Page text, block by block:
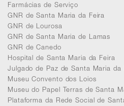
Farmácias de Serviço
GNR de Santa Maria da Feira
GNR de Lourosa
GNR de Santa Maria de Lamas
GNR de Canedo
Hospital de Santa Maria da Feira
Julgado de Paz de Santa Maria da
Museu Convento dos Loios
Museu do Papel Terras de Santa
Plataforma da Rede Social de